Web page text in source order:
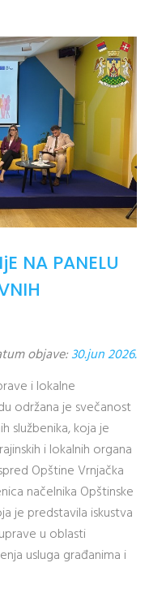
NA PANELU
objave:30.jun 2026.
i lokalne
održana je svečanost
službenika, koja je
i lokalnih organa
Opštine Vrnjačka
načelnika Opštinske
je predstavila iskustva
u oblasti
usluga građanima i